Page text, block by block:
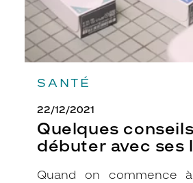
SANTÉ
22/12/2021
Quelques
débuter avec ses
Quand on commence